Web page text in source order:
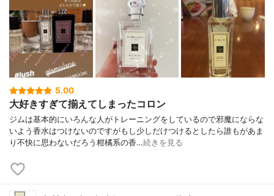
5.00
大好きすぎて揃えてしまったコロン
ジムは基本的にいろんな人がトレーニングをしているので邪魔にならな
いよう香水はつけないのですがもし少しだけつけるとしたら誰もがあま
り不快に思わないだろう柑橘系の香…続きを見る